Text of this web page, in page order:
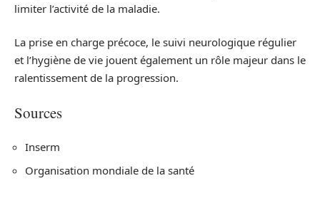
limiter l’activité de la maladie.
La prise en charge précoce, le suivi neurologique régulier
et l’hygiène de vie jouent également un rôle majeur dans le
ralentissement de la progression.
Sources
Inserm
Organisation mondiale de la santé